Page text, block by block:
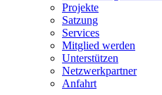
Projekte
Satzung
Services
Mitglied werden
Unterstützen
Netzwerkpartner
Anfahrt